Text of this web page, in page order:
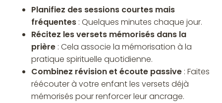
Planifiez des sessions courtes mais
fréquentes : Quelques minutes chaque jour.
Récitez les versets mémorisés dans la
prière : Cela associe la mémorisation à la
pratique spirituelle quotidienne.
Combinez révision et écoute passive : Faites
réécouter à votre enfant les versets déjà
mémorisés pour renforcer leur ancrage.